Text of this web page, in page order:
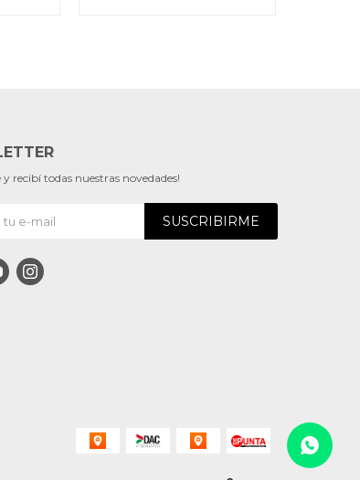
y recibí todas nuestras novedades!
SUSCRIBIRME
